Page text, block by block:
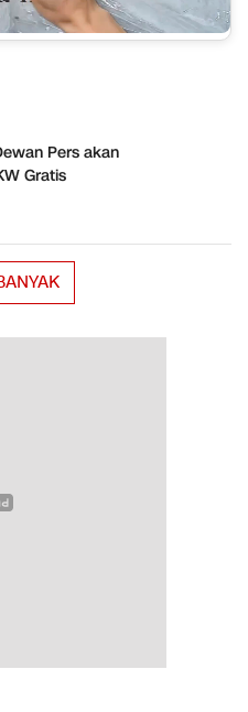
Pers akan
Gratis